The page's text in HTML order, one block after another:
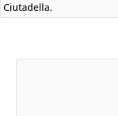
Ciutadella.